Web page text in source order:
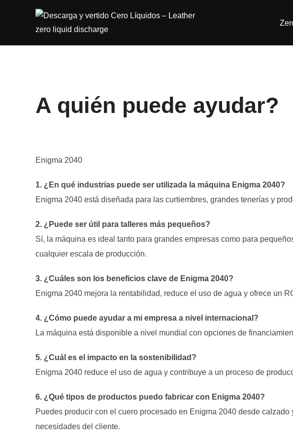
A quién puede ayudar?
Enigma 2040
1. ¿En qué industrias puede ser utilizada la máquina Enigma 2040?
Enigma 2040 está diseñada para las curtiembres, grandes tenerías y
2. ¿Puede ser útil para talleres más pequeños?
Sí, la máquina es ideal tanto para grandes empresas como para
cualquier escala de producción.
3. ¿Cuáles son los beneficios clave de Enigma 2040?
Enigma 2040 mejora la rentabilidad, reduce el uso de agua y ofrece un
4. ¿Cómo puede ayudar a mi empresa a nivel internacional?
La máquina está disponible a nivel mundial con opciones de
5. ¿Cuál es el impacto en la sostenibilidad?
Enigma 2040 reduce el uso de agua y contribuye a un proceso de
6. ¿Qué tipos de productos puedo fabricar con Enigma 2040?
Puedes producir con el cuero procesado en Enigma 2040 desde
necesidades del cliente.